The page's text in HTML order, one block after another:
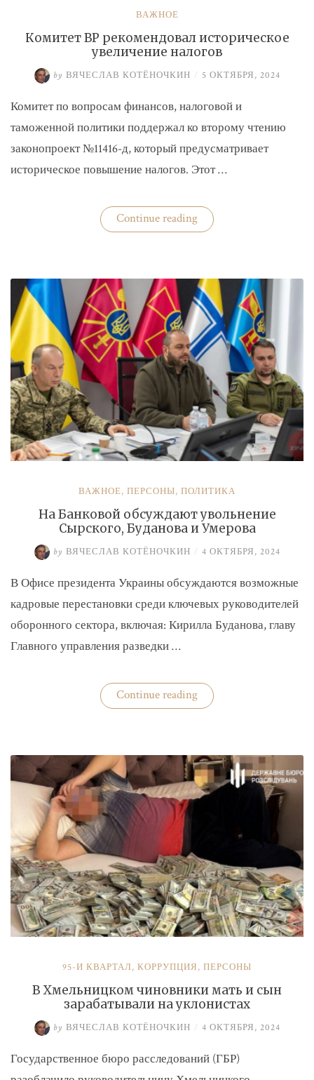
ВАЖНОЕ
Комитет ВР рекомендовал историческое
увеличение налогов
by ВЯЧЕСЛАВ КОТЁНОЧКИН / 5 ОКТЯБРЯ, 2024
Комитет по вопросам финансов, налоговой и
таможенной политики поддержал ко второму чтению
законопроект №11416-д, который предусматривает
историческое повышение налогов. Этот …
Continue reading«Комитет
ВР
налогов»
ВАЖНОЕ, ПЕРСОНЫ, ПОЛИТИКА
На Банковой обсуждают увольнение
Сырского, Буданова и Умерова
by ВЯЧЕСЛАВ КОТЁНОЧКИН / 4 ОКТЯБРЯ, 2024
В Офисе президента Украины обсуждаются возможные
кадровые перестановки среди ключевых руководителей
оборонного сектора, включая: Кирилла Буданова, главу
Главного управления разведки …
Continue reading«На
Банковой
Буданова
и
Умерова»
95-Й КВАРТАЛ, КОРРУПЦИЯ, ПЕРСОНЫ
В Хмельницком чиновники мать и сын
зарабатывали на уклонистах
by ВЯЧЕСЛАВ КОТЁНОЧКИН / 4 ОКТЯБРЯ, 2024
Государственное бюро расследований (ГБР)